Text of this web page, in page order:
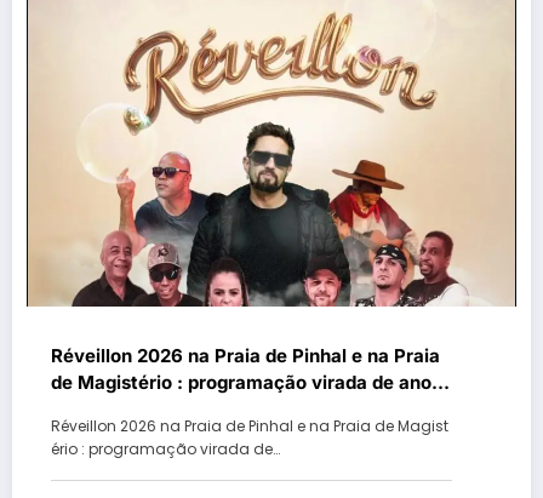
Réveillon 2026 na Praia de Pinhal e na Praia
de Magistério : programação virada de ano
Réveillon 2026 na Praia de Pinhal e na Praia de Magist
ério : programação virada de…